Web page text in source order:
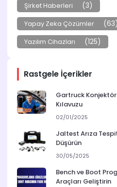
Şirket Haberleri (3)
Yapay Zeka Çözümler (63)
Yazılım Cihazları (125)
Rastgele İçerikler
Gartruck Konjektör
Kılavuzu
02/01/2025
Jaltest Arıza
Düşürün
30/05/2025
Bench ve Boot
Araçları Geliştirin